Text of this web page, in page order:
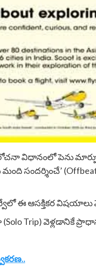
విధానంలో పెను
సందర్శించే’
ఈ ఆసక్తికర
Trip) వెళ్లడానికే